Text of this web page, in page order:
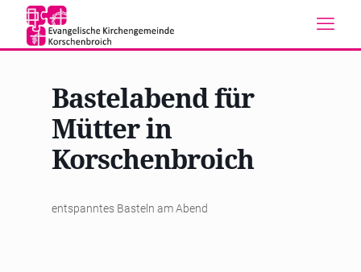
Bastelabend für
Mütter in
Korschenbroich
entspanntes Basteln am Abend